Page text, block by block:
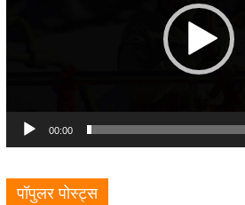
00:00
पॉपुलर पोस्ट्स